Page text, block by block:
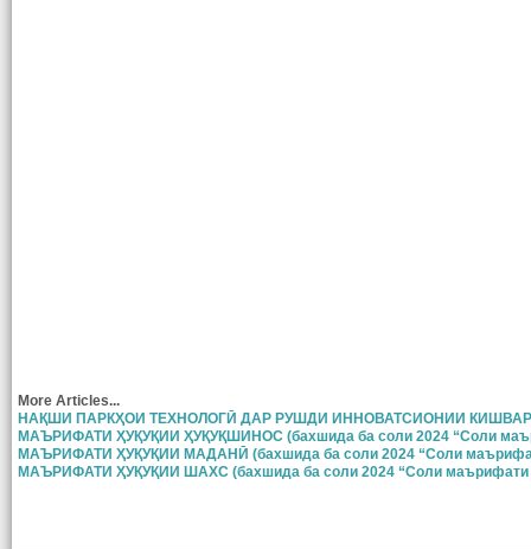
More Articles...
НАҚШИ ПАРКҲОИ ТЕХНОЛОГӢ ДАР РУШДИ ИННОВАТСИОНИИ КИШВАР
МАЪРИФАТИ ҲУҚУҚИИ ҲУҚУҚШИНОС (бахшида ба соли 2024 “Соли
МАЪРИФАТИ ҲУҚУҚИИ МАДАНӢ (бахшида ба соли 2024 “Соли
МАЪРИФАТИ ҲУҚУҚИИ ШАХС (бахшида ба соли 2024 “Соли маърифати